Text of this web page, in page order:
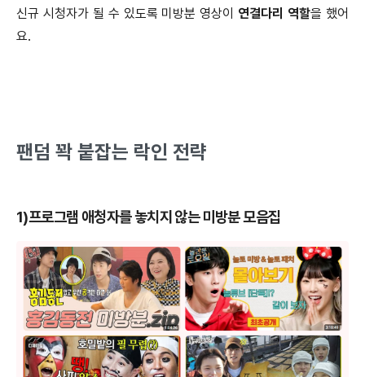
신규 시청자가 될 수 있도록 미방분 영상이 연결다리 역할을 했어
요.
팬덤 꽉 붙잡는 락인 전략
1)프로그램 애청자를 놓치지 않는 미방분 모음집